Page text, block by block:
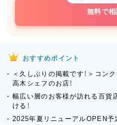
無料で相
おすすめポイント
＜久しぶりの掲載です！＞コン
高木シェフのお店！
幅広い層のお客様が訪れる百貨
ける！
2025年夏リニューアルOPEN予